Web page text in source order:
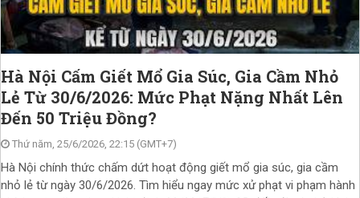
Hà Nội Cấm Giết Mổ Gia Súc, Gia Cầm Nhỏ
Lẻ Từ 30/6/2026: Mức Phạt Nặng Nhất Lên
Đến 50 Triệu Đồng?
Thứ năm, 25/6/2026, 22:15 (GMT+7)
Hà Nội chính thức chấm dứt hoạt động giết mổ gia súc, gia cầm
nhỏ lẻ từ ngày 30/6/2026. Tìm hiểu ngay mức xử phạt vi phạm hành